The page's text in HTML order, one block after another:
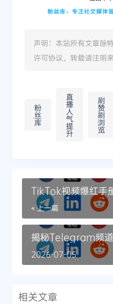
声明：本站所有文章除
许可协议。转载请注明
粉
丝
库
直
播
人
气
提
升
刷
赞
刷
浏
览
TikTok视频爆红手
台明星
« 上一篇
揭秘Telegram频道
2026-07-05
相关文章